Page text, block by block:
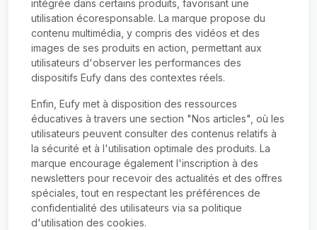
intégrée dans certains produits, favorisant une
utilisation écoresponsable. La marque propose du
contenu multimédia, y compris des vidéos et des
images de ses produits en action, permettant aux
utilisateurs d'observer les performances des
dispositifs Eufy dans des contextes réels.
Enfin, Eufy met à disposition des ressources
éducatives à travers une section "Nos articles", où les
utilisateurs peuvent consulter des contenus relatifs à
la sécurité et à l'utilisation optimale des produits. La
marque encourage également l'inscription à des
newsletters pour recevoir des actualités et des offres
spéciales, tout en respectant les préférences de
confidentialité des utilisateurs via sa politique
d'utilisation des cookies.